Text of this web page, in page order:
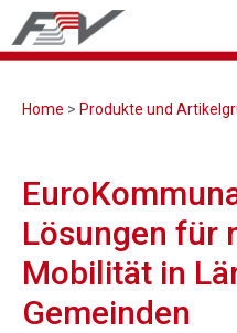
Home > Produkte und
Lösungen für
Mobilität in
Gemeinden